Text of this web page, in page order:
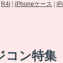
R4i iPhoneケース
コン特集